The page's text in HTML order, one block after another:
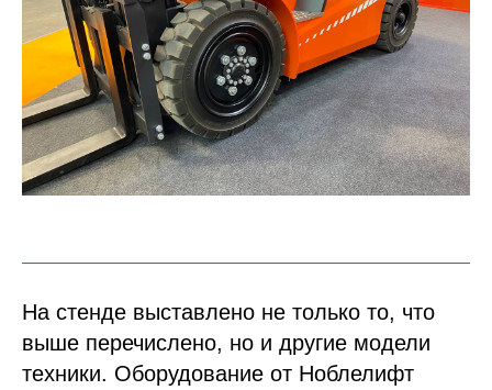
На стенде выставлено не только то, что
выше перечислено, но и другие модели
техники. Оборудование от Ноблелифт